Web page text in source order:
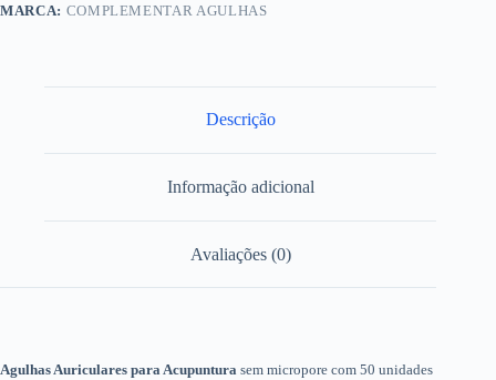
MARCA: COMPLEMENTAR AGULHAS
Descrição
Informação adicional
Avaliações (0)
Agulhas Auriculares para Acupuntura sem micropore com 50 unidades